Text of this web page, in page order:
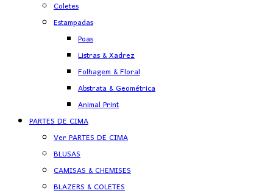
Coletes
Estampadas
Poas
Listras & Xadrez
Folhagem & Floral
Abstrata & Geométrica
Animal Print
PARTES DE CIMA
Ver PARTES DE CIMA
BLUSAS
CAMISAS & CHEMISES
BLAZERS & COLETES